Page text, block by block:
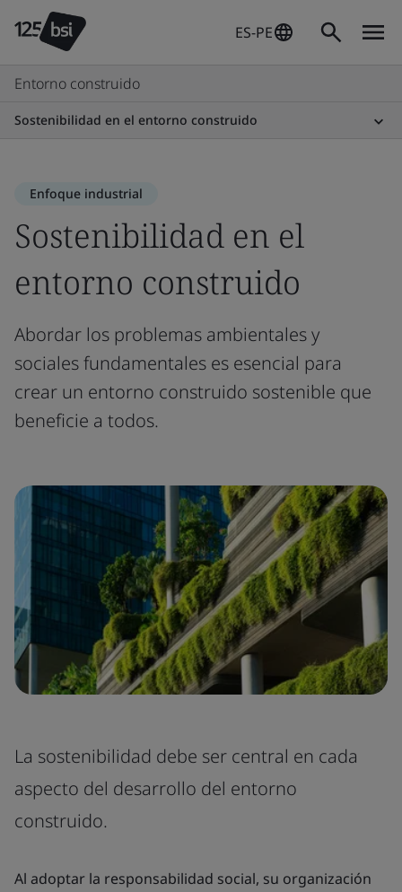
ES-PE
Entorno construido
Sostenibilidad en el entorno construido
Enfoque industrial
Sostenibilidad en el
entorno construido
Abordar los problemas ambientales y
sociales fundamentales es esencial para
crear un entorno construido sostenible que
beneficie a todos.
La sostenibilidad debe ser central en cada
aspecto del desarrollo del entorno
construido.
Al adoptar la responsabilidad social, su organización